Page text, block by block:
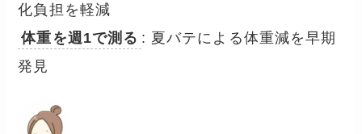
化負担を軽減
体重を週1で測る : 夏バテによる体重減を早期
発見